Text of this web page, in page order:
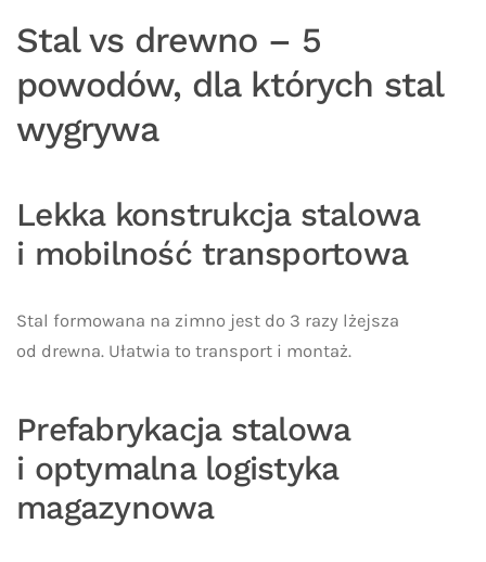
Stal vs drewno – 5
powodów, dla których stal
wygrywa
Lekka konstrukcja stalowa
i mobilność transportowa
Stal formowana na zimno jest do 3 razy lżejsza
od drewna. Ułatwia to transport i montaż.
Prefabrykacja stalowa
i optymalna logistyka
magazynowa